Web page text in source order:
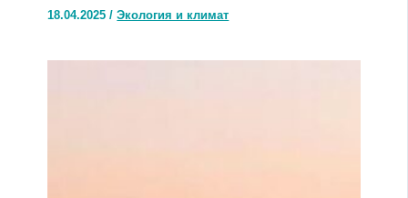
18.04.2025/Экология и климат